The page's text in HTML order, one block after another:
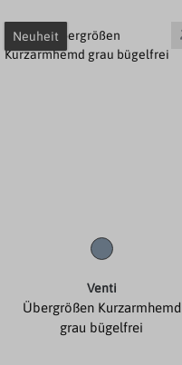
Neuheit
Venti
Übergrößen Kurzarmhemd
grau bügelfrei